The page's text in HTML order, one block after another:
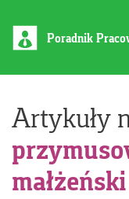
Poradnik
Artykuły
małżeński